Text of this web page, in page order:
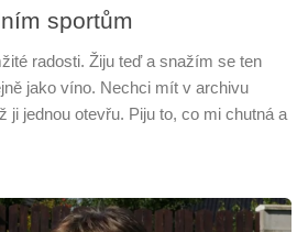
sportům
radosti. Žiju teď a snažím se ten
jako víno. Nechci mít v archivu
ji jednou otevřu. Piju to, co mi chutná a